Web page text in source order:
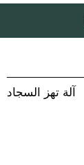
آلة تهز السجاد